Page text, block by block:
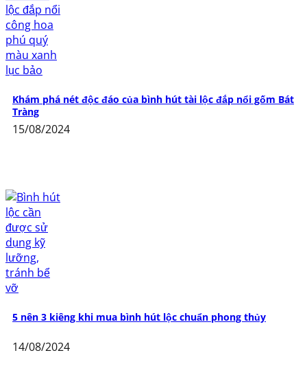
Khám phá nét độc đáo của bình hút tài lộc đắp nổi gốm Bát
Tràng
15/08/2024
5 nên 3 kiêng khi mua bình hút lộc chuẩn phong thủy
14/08/2024